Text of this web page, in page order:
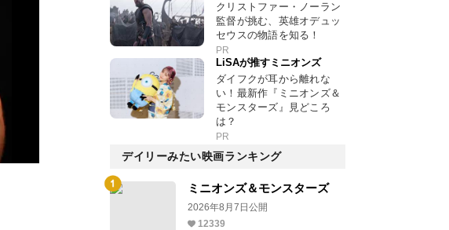
クリストファー・ノーラン
監督が挑む、英雄オデュッ
セウスの物語を知る！
PR
LiSAが推すミニオンズ
ダイフクが耳から離れな
い！最新作『ミニオンズ＆
モンスターズ』見どころ
は？
PR
デイリーみたい映画ランキング
ミニオンズ＆モンスターズ
2026年8月7日公開
12339